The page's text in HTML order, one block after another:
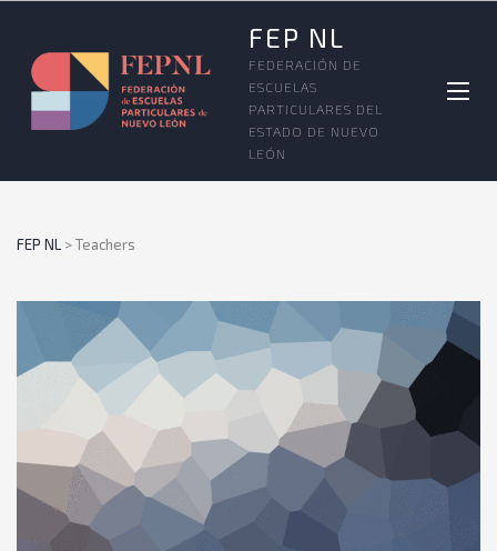
FEP NL
FEDERACIÓN DE
ESCUELAS
PARTICULARES DEL
ESTADO DE NUEVO
LEÓN
FEP NL >Teachers